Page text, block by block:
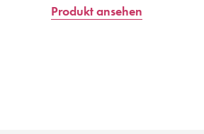
Produkt ansehen